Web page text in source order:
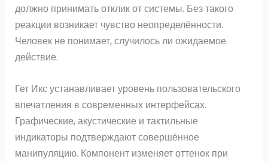
должно принимать отклик от системы. Без такого
реакции возникает чувство неопределённости.
Человек не понимает, случилось ли ожидаемое
действие.
Гет Икс устанавливает уровень пользовательского
впечатления в современных интерфейсах.
Графические, акустические и тактильные
индикаторы подтверждают совершённое
манипуляцию. Компонент изменяет оттенок при